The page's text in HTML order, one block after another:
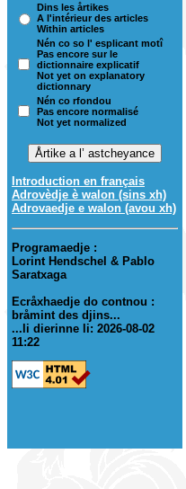
Dins les årtikes
A l'intérieur des articles
Within articles
Nén co so l' esplicant motî
Pas encore sur le
dictionnaire explicatif
Not yet on explanatory
dictionnary
Nén co rfondou
Pas encore normalisé
Not yet normalized
Introduction en français
Adrovèdje è walon (sins xh)
Adrovaedje e walon (avou xh)
Programaedje :
Lorint Hendschel & Pablo
Saratxaga
Ecråxhaedje do contnou :
bråmint des djins...
...li dierinne li: 2026-08-02
11:22